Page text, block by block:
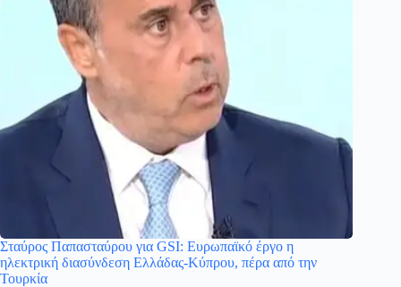
Σταύρος Παπασταύρου για GSI: Ευρωπαϊκό έργο η
ηλεκτρική διασύνδεση Ελλάδας-Κύπρου, πέρα από την
Τουρκία